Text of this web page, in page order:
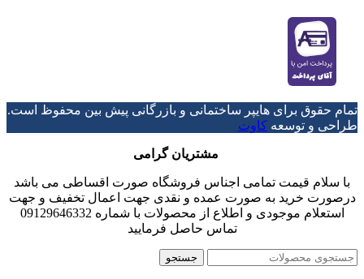
تمام حقوق برای هایپر ساختمانی و بازرگانی پیش بین محفوظ است.
طراحی و توسعه کاوت
مشتریان گرامی
با سلام قیمت تمامی اجناس فروشگاه صورت اقساطی می باشد
درصورت خرید به صورت عمده و نقدی جهت اعمال تخفیف و جهت
استعلام موجودی و اطلاع از محصولات با شماره 09129646332
تماس حاصل فرمایید
جستجو